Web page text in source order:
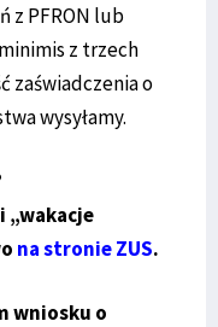
z PFRON lub
z trzech
zaświadczenia o
wysyłamy.
„wakacje
na stronie ZUS.
wniosku o